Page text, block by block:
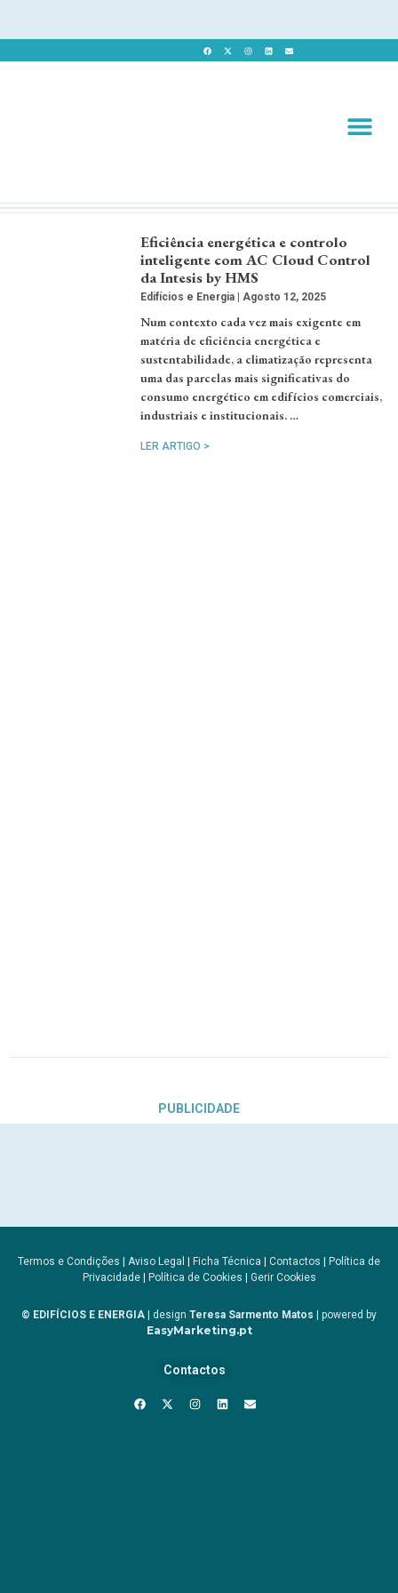
Eficiência energética e controlo
inteligente com AC Cloud Control
da Intesis by HMS
Edifícios e Energia Agosto 12, 2025
Num contexto cada vez mais exigente em
matéria de eficiência energética e
sustentabilidade, a climatização representa
uma das parcelas mais significativas do
consumo energético em edifícios comerciais,
industriais e institucionais. …
LER ARTIGO >
PUBLICIDADE
Termos e Condições | Aviso Legal | Ficha Técnica | Contactos | Política de
Privacidade| Política de Cookies | Gerir Cookies
© EDIFÍCIOS E ENERGIA | design Teresa Sarmento Matos | powered by
EasyMarketing.pt
Contactos